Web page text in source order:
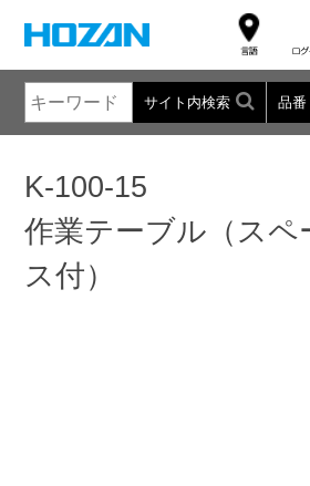
サイト内検索 品番
K-100-15
作業テーブル（スペ
ス付）